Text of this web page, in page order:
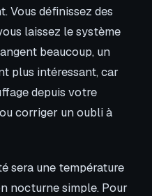
Vous définissez des
laissez le système
beaucoup, un
plus intéressant, car
depuis votre
corriger un oubli à
sera une température
nocturne simple. Pour